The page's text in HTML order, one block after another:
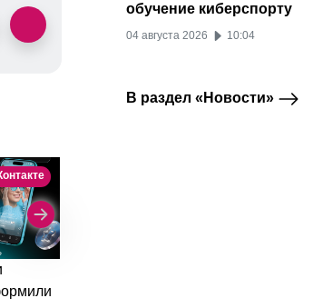
обучение киберспорту
04 августа 2026 10:04
В раздел «Новости»